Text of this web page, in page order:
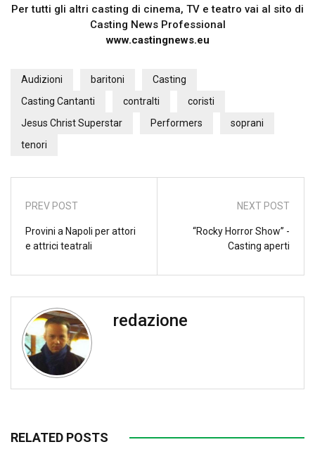
Per tutti gli altri casting di cinema, TV e teatro vai al sito di
Casting News Professional
www.castingnews.eu
Audizioni baritoni
Casting
Casting Cantanti
contralti
coristi
Jesus Christ Superstar
Performers
soprani
tenori
PREV POST
Provini a Napoli per attori
e attrici teatrali
NEXT POST
“Rocky Horror Show” -
Casting aperti
redazione
RELATED POSTS